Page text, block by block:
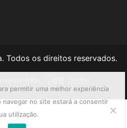
Todos os direitos reservados.
permitir uma melhor experiência
no site estará a consentir
utilização.